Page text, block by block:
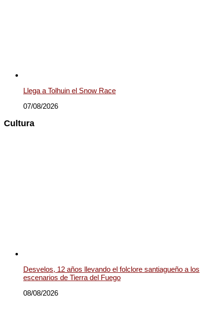
Llega a Tolhuin el Snow Race
07/08/2026
Cultura
Desvelos, 12 años llevando el folclore santiagueño a los
escenarios de Tierra del Fuego
08/08/2026